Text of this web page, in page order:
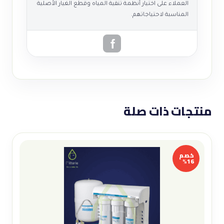
العملاء على اختيار أنظمة تنقية المياه وقطع الغيار الأصلية
المناسبة لاحتياجاتهم.
منتجات ذات صلة
خصم
16%